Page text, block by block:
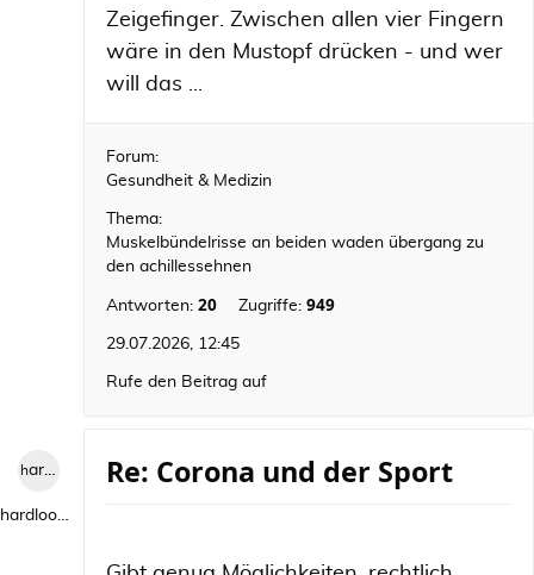
Zeigefinger. Zwischen allen vier Fingern
wäre in den Mustopf drücken - und wer
will das ...
Forum:
Gesundheit & Medizin
Thema:
Muskelbündelrisse an beiden waden übergang zu
den achillessehnen
Antworten: 20 Zugriffe: 949
29.07.2026, 12:45
Rufe den Beitrag auf
hardlooper
hardlooper
Re: Corona und der Sport